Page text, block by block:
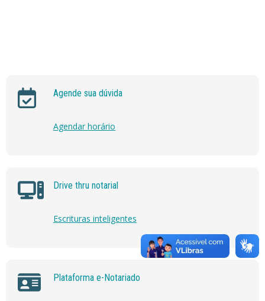
Agende sua dúvida
Agendar horário
Drive thru notarial
Escrituras inteligentes
Plataforma e-Notariado